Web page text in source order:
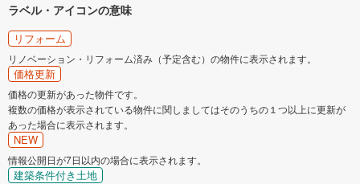
イ
ペ
ー
ジ
に
保
存
す
る
ラベル・アイコンの意味
リフォーム
リノベーション・リフォーム済み（予定含む）の物件に表示されます。
価格更新
価格の更新があった物件です。
複数の価格が表示されている物件に関しましてはそのうちの１つ以上に更新が
あった場合に表示されます。
NEW
情報公開日が7日以内の場合に表示されます。
建築条件付き土地